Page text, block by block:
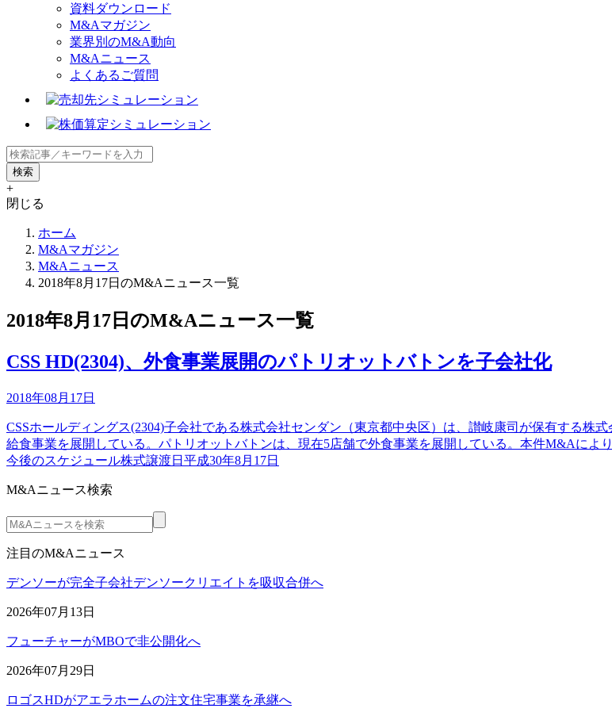
資料ダウンロード
M&Aマガジン
業界別のM&A動向
M&Aニュース
よくあるご質問
+
閉じる
ホーム
M&Aマガジン
M&Aニュース
2018年8月17日のM&Aニュース一覧
2018年8月17日のM&Aニュース一覧
CSS HD(2304)、外食事業展開のパトリオットバトンを子会社化
2018年08月17日
CSSホールディングス(2304)子会社である株式会社センダン（東京都中央区）は、讃岐康司が保有する株
給食事業を展開している。パトリオットバトンは、現在5店舗で外食事業を展開している。本件M&Aに
今後のスケジュール株式譲渡日平成30年8月17日
M&Aニュース検索
注目のM&Aニュース
デンソーが完全子会社デンソークリエイトを吸収合併へ
2026年07月13日
フューチャーがMBOで非公開化へ
2026年07月29日
ロゴスHDがアエラホームの注文住宅事業を承継へ